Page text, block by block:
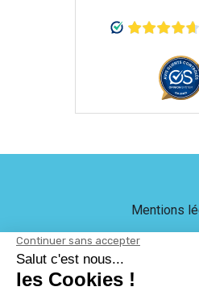
Mentions